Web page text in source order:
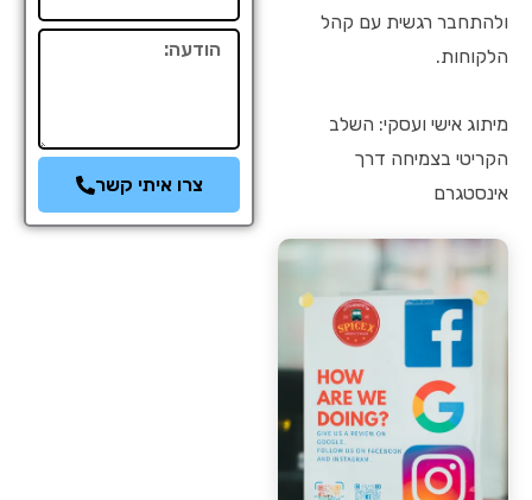
ולהתחבר רגשית עם קהל
הלקוחות.
מיתוג אישי ועסקי: השלב
הקריטי בצמיחה דרך
אינסטגרם
הודעה
צרו איתי קשר